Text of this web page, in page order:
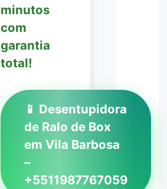
minutos
com
garantia
total!
📱 Desentupidora
de Ralo de Box
em Vila Barbosa
–
+5511987767059